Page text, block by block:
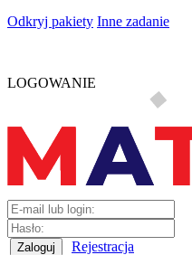
Odkryj pakiety Inne zadanie
LOGOWANIE
Rejestracja